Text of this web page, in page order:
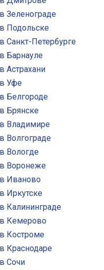
Зеленограде
Подольске
Санкт-Петербурге
Барнауле
Астрахани
Уфе
Белгороде
Брянске
Владимире
Волгограде
Вологде
Воронеже
Иваново
Иркутске
Калининграде
в Кемерово
Костроме
Краснодаре
Сочи